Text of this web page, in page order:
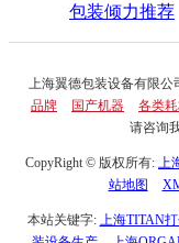
包装倾力推荐
上海翼德包装设备有限公
品牌
国产机器 各类
请咨询
CopyRight © 版权所有: 上
站地图
本站关键字: 上海TITAN